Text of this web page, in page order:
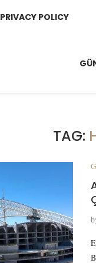
PRIVACY POLICY
TAG: